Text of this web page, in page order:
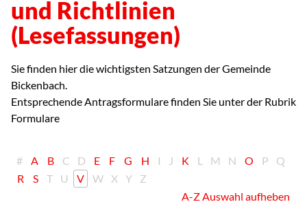
und Richtlinien
(Lesefassungen)
Sie finden hier die wichtigsten Satzungen der Gemeinde
Bickenbach.
Entsprechende Antragsformulare finden Sie unter der Rubrik
Formulare
# A B C D E F G H I J K L M N O P
Q
R
S T U V W X Y
Z
A-Z Auswahl aufheben